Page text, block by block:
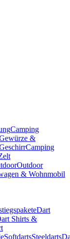
Camping
&
Camping
Outdoor
& Wohnmobil
Dart
Shirts &
SoftdartsSteeldarts